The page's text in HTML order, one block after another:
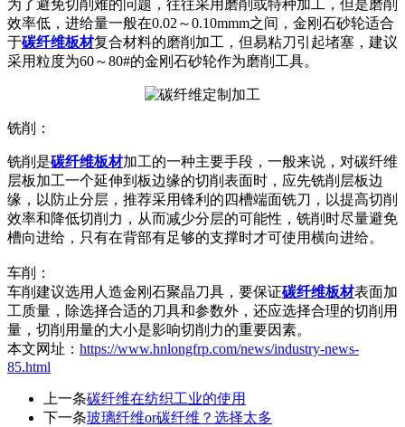
为了避免切削难的问题，往往采用磨削或特种加工，但是磨削
效率低，进给量一般在0.02～0.10mmm之间，金刚石砂轮适合
于碳纤维板材复合材料的磨削加工，但易粘刀引起堵塞，建议
采用粒度为60～80#的金刚石砂轮作为磨削工具。
铣削：
铣削是碳纤维板材加工的一种主要手段，一般来说，对碳纤维
层板加工一个延伸到板边缘的切削表面时，应先铣削层板边
缘，以防止分层，推荐采用锋利的四槽端面铣刀，以提高切削
效率和降低切削力，从而减少分层的可能性，铣削时尽量避免
槽向进给，只有在背部有足够的支撑时才可使用横向进给。
车削：
车削建议选用人造金刚石聚晶刀具，要保证碳纤维板材表面加
工质量，除选择合适的刀具和参数外，还应选择合理的切削用
量，切削用量的大小是影响切削力的重要因素。
本文网址： https://www.hnlongfrp.com/news/industry-news-
85.html
上一条碳纤维在纺织工业的使用
下一条玻璃纤维or碳纤维？选择太多